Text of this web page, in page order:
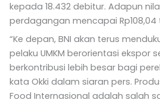
kepada 18.432 debitur. Adapun
perdagangan mencapai Rp108,04
“Ke depan, BNI akan terus
pelaku UMKM berorientasi ekspor
berkontribusi lebih besar bagi
kata Okki dalam siaran pers.
Food Internasional adalah salah